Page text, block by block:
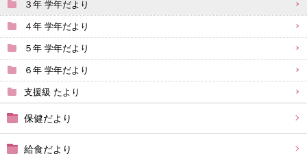
３年 学年だより
４年 学年だより
５年 学年だより
６年 学年だより
支援級 たより
保健だより
給食だより